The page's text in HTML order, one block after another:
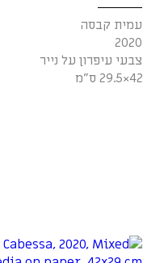
עמית קבסה
2020
צבעי עיפרון על נייר
42×29.5 ס"מ